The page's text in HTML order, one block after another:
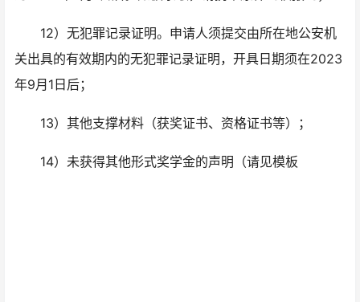
12）无犯罪记录证明。申请人须提交由所在地公安机
关出具的有效期内的无犯罪记录证明，开具日期须在2023
年9月1日后；
13）其他支撑材料（获奖证书、资格证书等）；
14）未获得其他形式奖学金的声明（请见模板